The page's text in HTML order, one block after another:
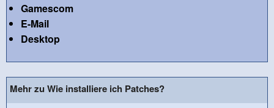
Gamescom
E-Mail
Desktop
Mehr zu Wie installiere ich Patches?